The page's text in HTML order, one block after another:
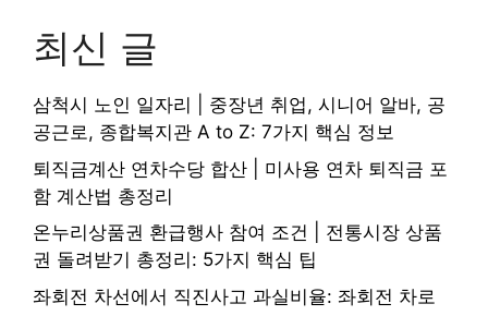
최신 글
삼척시 노인 일자리 | 중장년 취업, 시니어 알바, 공
공근로, 종합복지관 A to Z: 7가지 핵심 정보
퇴직금계산 연차수당 합산 | 미사용 연차 퇴직금 포
함 계산법 총정리
온누리상품권 환급행사 참여 조건 | 전통시장 상품
권 돌려받기 총정리: 5가지 핵심 팁
좌회전 차선에서 직진사고 과실비율: 좌회전 차로